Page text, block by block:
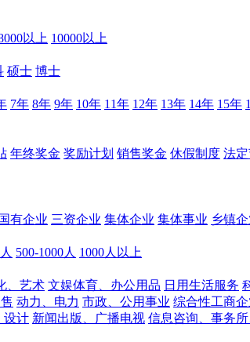
以上 10000以上
硕士 博士
7年 8年 9年 10年 11年 12年 13年 14年 15年
年终奖金 奖励计划 销售奖金 休假制度 法定
国有企业 三资企业 集体企业 集体事业 乡镇
500-1000人 1000人以上
、艺术 文娱体育、办公用品 日用生活服务
动力、电力 市政、公用事业 综合性工商企
设计 新闻出版、广播电视 信息咨询、事务